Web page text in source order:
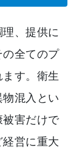
、提供に
全てのプ
す。衛生
混入とい
被害だけで
営に重大